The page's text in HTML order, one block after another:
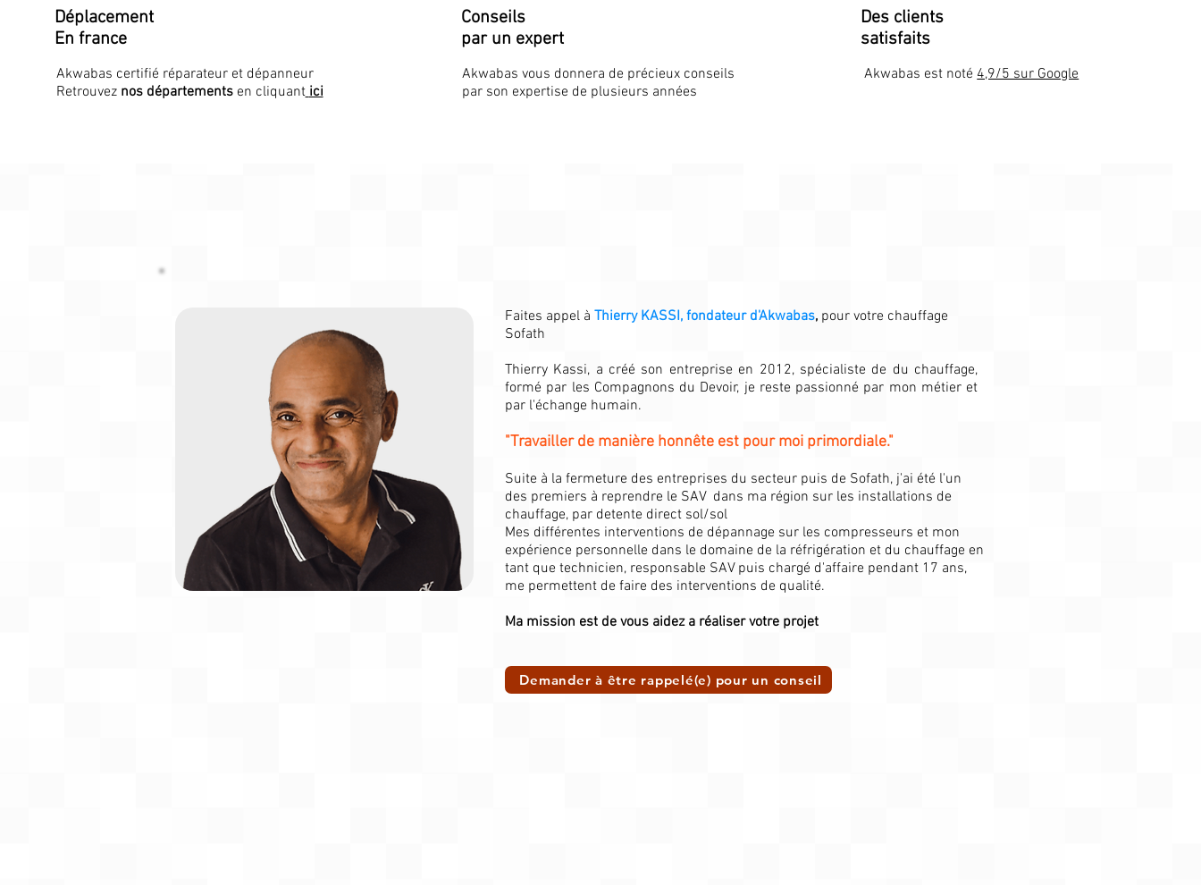
Déplacement
En france
Akwabas certifié réparateur et dépanneur
Retrouvez nos départementsen cliquant ici
Conseils
par un expert
Akwabas vous donnera de précieux conseils
par son expertise de plusieurs années
Des clients
satisfaits
Akwabas est noté4,9/5 sur Google
Faites appel à Thierry KASSI, fondateur d'Akwabas, pour votre chauffage
Sofath
Thierry Kassi, a créé son entreprise en 2012, spécialiste de du chauffage,
formé par les Compagnons du Devoir, je reste passionné par mon métier et
par l'échange humain.
"Travailler de manière honnête est pour moi primordiale."
Suite à la fermeture des entreprises du secteur puis de Sofath, j'ai été l'un
des premiers à reprendre le SAV dans ma région sur les installations de
chauffage, par detente direct sol/sol
Mes différentes interventions de dépannage sur les compresseurs et mon
expérience personnelle dans le domaine de la réfrigération et du chauffage en
tant que technicien, responsable SAV puis chargé d'affaire pendant 17 ans,
me permettent de faire des interventions de qualité.
Ma mission est de vous aidez a réaliser votre projet
Demander à être rappelé(e) pour un conseil